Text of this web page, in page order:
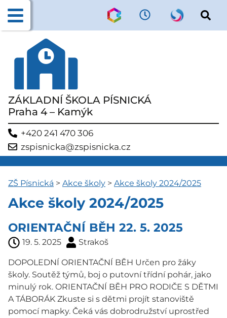
ZÁKLADNÍ ŠKOLA PÍSNICKÁ
Praha 4 – Kamýk
+420 241 470 306
zspisnicka@zspisnicka.cz
ZŠ Písnická > Akce školy > Akce školy 2024/2025
Akce školy 2024/2025
ORIENTAČNÍ BĚH 22. 5. 2025
19. 5. 2025 Strakoš
DOPOLEDNÍ ORIENTAČNÍ BĚH Určen pro žáky
školy. Soutěž týmů, boj o putovní třídní pohár, jako
minulý rok. ORIENTAČNÍ BĚH PRO RODIČE S DĚTMI
A TÁBORÁK Zkuste si s dětmi projít stanoviště
pomocí mapky. Čeká vás dobrodružství uprostřed